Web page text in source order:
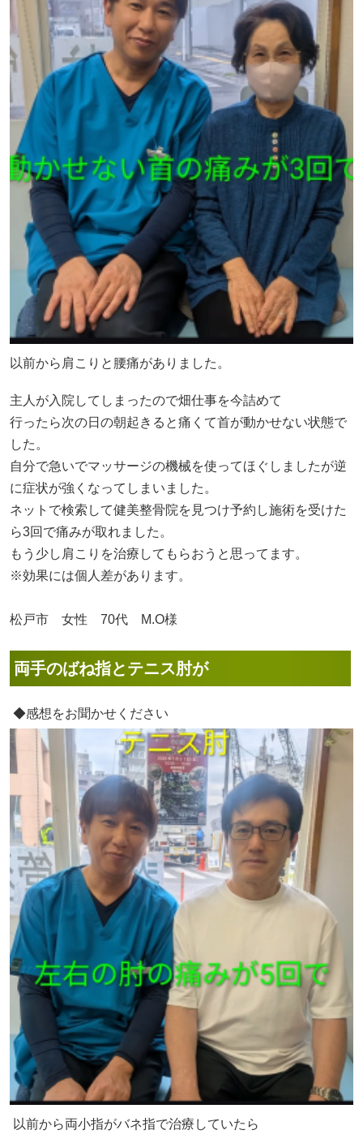
以前から肩こりと腰痛がありました。
主人が入院してしまったので畑仕事を今詰めて
行ったら次の日の朝起きると痛くて首が動かせない状態で
した。
自分で急いでマッサージの機械を使ってほぐしましたが逆
に症状が強くなってしまいました。
ネットで検索して健美整骨院を見つけ予約し施術を受けた
ら3回で痛みが取れました。
もう少し肩こりを治療してもらおうと思ってます。
※効果には個人差があります。
松戸市 女性 70代 M.O様
両手のばね指とテニス肘が
◆感想をお聞かせください
以前から両小指がバネ指で治療していたら